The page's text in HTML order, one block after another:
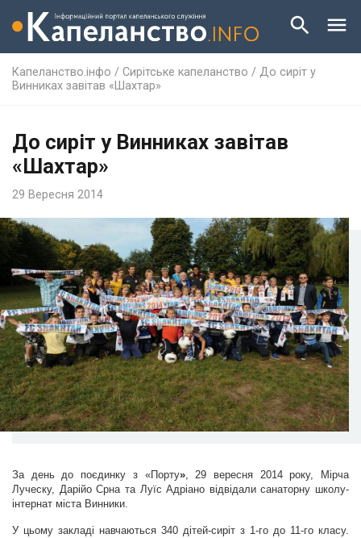
Капеланство.інфо / Сирітське капеланство / До сиріт у
Винниках завітав «Шахтар»
До сиріт у Винниках завітав
«Шахтар»
29 Вересня 2014
За день до поєдинку з «Порту», 29 вересня 2014 року, Мірча
Луческу, Дарійо Срна та Луїс Адріано відвідали санаторну школу-
інтернат міста Винники.
У цьому закладі навчаються 340 дітей-сиріт з 1-го до 11-го класу.